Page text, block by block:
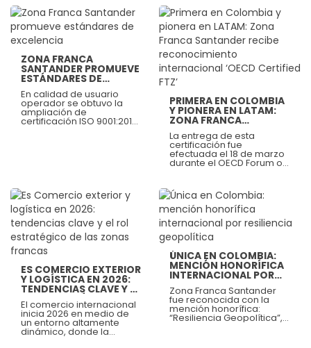
transformación digital y
fortalecer el ecosistema
de innovación de la
región.
millones en exportaciones
de servicios entre enero y
abril de 2026,
consolidando su aporte a
la internacionalización y la
competitividad regional.
Ver más
ZONA FRANCA
SANTANDER PROMUEVE
ESTÁNDARES DE
EXCELENCIA
En calidad de usuario
operador se obtuvo la
ampliación de
certificación ISO 9001:2015
Ver más
PRIMERA EN COLOMBIA
Y PIONERA EN LATAM:
ZONA FRANCA
SANTANDER RECIBE
RECONOCIMIENTO
INTERNACIONAL ‘OECD
CERTIFIED FTZ’
La entrega de esta
certificación fue
efectuada el 18 de marzo
durante el OECD Forum on
manos de representantes
de la OCDE y Bureau
Veritas.
Ver más
ES COMERCIO EXTERIOR
Y LOGÍSTICA EN 2026:
TENDENCIAS CLAVE Y EL
ROL ESTRATÉGICO DE
LAS ZONAS FRANCAS
El comercio internacional
inicia 2026 en medio de
un entorno altamente
dinámico, donde la
reconfiguración de las
Ver más
ÚNICA EN COLOMBIA:
MENCIÓN HONORÍFICA
INTERNACIONAL POR
RESILIENCIA
GEOPOLÍTICA
Zona Franca Santander
fue reconocida con la
mención honorífica:
“Resiliencia Geopolítica”,
dentro del ranking